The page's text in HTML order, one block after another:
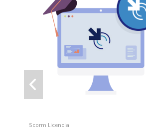
Scorm Licencia